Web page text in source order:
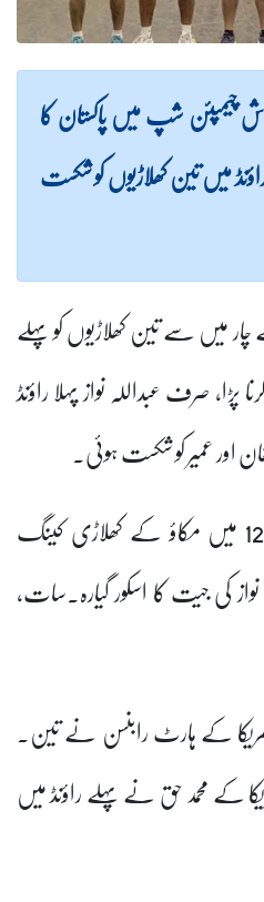
چیمپئن شپ میں پاکستان کا
میں تین کھلاڑیوں کو شکست
میں سے تین کھلاڑیوں کو پہلے
صرف عبداللہ نواز پہلا راؤنڈ
اور عمیر کو شکست ہوئی۔
عبداللہ نواز نے راؤنڈ آف 128 میں مکاؤ کے کھلاڑی کینگ
کی جیت کا اسکور گیارہ۔سات،
کے ہارٹ رابنسن نے تین۔
کے محمد حق نے پہلے راؤنڈ میں